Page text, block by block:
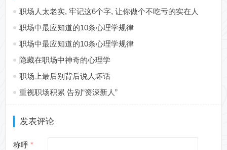
职场人太老实, 牢记这6个字, 让你做个不吃亏的实在人
职场中最应知道的10条心理学规律
职场中最应知道的10条心理学规律
隐藏在职场中神奇的心理学
职场上最后别背后说人坏话
重视职场积累 告别“资深新人”
发表评论
称呼